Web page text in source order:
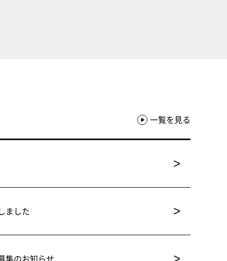
一覧を見る
>
ました >
集のお知らせ >